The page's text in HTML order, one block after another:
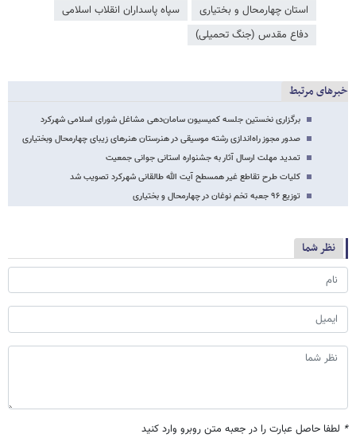
استان چهارمحال و بختیاری
سپاه پاسداران انقلاب اسلامی
دفاع مقدس (جنگ تحمیلی)
خبرهای مرتبط
برگزاری نخستین جلسه کمیسیون سامان‌دهی مشاغل شورای اسلامی شهرکرد
صدور مجوز راه‌اندازی رشته موسیقی در هنرستان هنرهای زیبای چهارمحال وبختیاری
تمدید مهلت ارسال آثار به جشنواره استانی جوانی جمعیت
کلیات طرح تقاطع غیر همسطح آیت الله طالقانی شهرکرد تصویب شد
توزیع ۹۶ جعبه تخم نوغان در چهارمحال و بختیاری
نظر شما
* لطفا حاصل عبارت را در جعبه متن روبرو وارد کنید